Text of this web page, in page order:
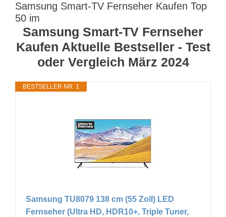
Samsung Smart-TV Fernseher Kaufen Top
50 im
Samsung Smart-TV Fernseher
Kaufen Aktuelle Bestseller - Test
oder Vergleich März 2024
BESTSELLER NR. 1
Samsung TU8079 138 cm (55 Zoll) LED
Fernseher (Ultra HD, HDR10+, Triple Tuner,